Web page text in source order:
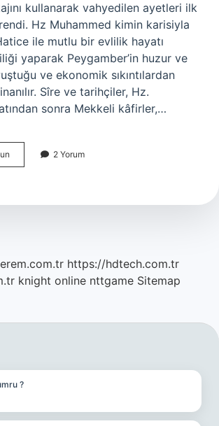
kullanarak vahyedilen ayetleri ilk
Hz Muhammed kimin karisiyla
ile mutlu bir evlilik hayatı
yaparak Peygamber’in huzur ve
ve ekonomik sıkıntılardan
Sîre ve tarihçiler, Hz.
sonra Mekkeli kâfirler,…
Muhammed
Neden
2 Yorum
https://hdtech.com.tr
knight online nttgame Sitemap
?